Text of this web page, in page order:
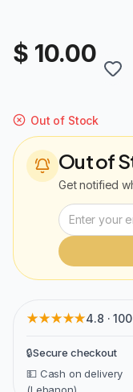
$ 10.00
Out of Stock
Out of
Get notified
★★★★★4.8 ·
🔒Secure checkout
💵 Cash on delivery
(Lebanon)